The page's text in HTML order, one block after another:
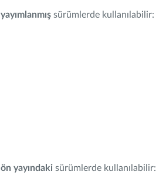
yayımlanmış sürümlerde kullanılabilir:
ön yayındaki sürümlerde kullanılabilir: